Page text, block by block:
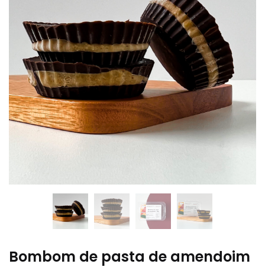
Bombom de pasta de amendoim